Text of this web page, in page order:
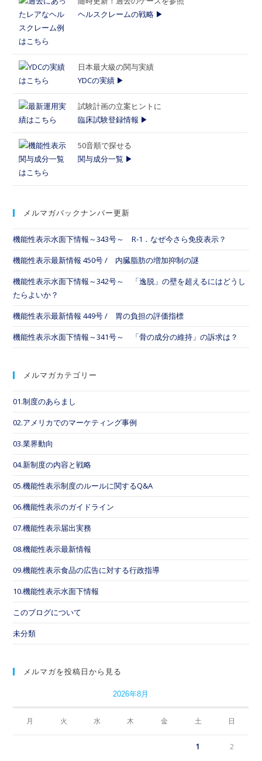
ヘルスクレームの戦略 ▶
日本最大級の関与実績
YDCの実績 ▶
試験計画の立案ヒントに
臨床試験登録情報 ▶
50音順で探せる
関与成分一覧 ▶
メルマガバックナンバー更新
機能性表示水面下情報～343号～ R-1．なぜ今さら免疫表示？
機能性表示最新情報 450号 / 内臓脂肪の増加抑制の謎
機能性表示水面下情報～342号～ 「逸脱」の壁を超えるにはどうし
たらよいか？
機能性表示最新情報 449号 / 胃の負担の評価指標
機能性表示水面下情報～341号～ 「骨の成分の維持」の訴求は？
メルマガカテゴリー
01.制度のあらまし
02.アメリカでのマーケティング事例
03.業界動向
04.新制度の内容と戦略
05.機能性表示制度のルールに関するQ&A
06.機能性表示のガイドライン
07.機能性表示届出実務
08.機能性表示最新情報
09.機能性表示食品の広告に対する行政指導
10.機能性表示水面下情報
このブログについて
未分類
メルマガを投稿日から見る
2026年8月
月 火 水 木 金 土 日
1 2